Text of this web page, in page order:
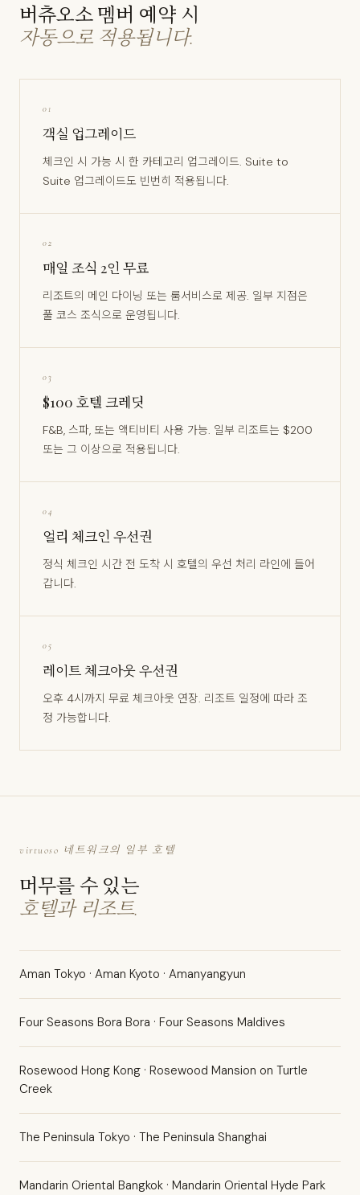
버츄오소 멤버 예약 시
자동으로 적용됩니다.
01
객실 업그레이드
체크인 시 가능 시 한 카테고리 업그레이드. Suite to
Suite 업그레이드도 빈번히 적용됩니다.
02
매일 조식 2인 무료
리조트의 메인 다이닝 또는 룸서비스로 제공. 일부 지점은
풀 코스 조식으로 운영됩니다.
03
$100 호텔 크레딧
F&B, 스파, 또는 액티비티 사용 가능. 일부 리조트는 $200
또는 그 이상으로 적용됩니다.
04
얼리 체크인 우선권
정식 체크인 시간 전 도착 시 호텔의 우선 처리 라인에 들어
갑니다.
05
레이트 체크아웃 우선권
오후 4시까지 무료 체크아웃 연장. 리조트 일정에 따라 조
정 가능합니다.
virtuoso 네트워크의 일부 호텔
머무를 수 있는
호텔과 리조트.
Aman Tokyo · Aman Kyoto · Amanyangyun
Four Seasons Bora Bora · Four Seasons Maldives
Rosewood Hong Kong · Rosewood Mansion on Turtle
Creek
The Peninsula Tokyo · The Peninsula Shanghai
Mandarin Oriental Bangkok · Mandarin Oriental Hyde Park